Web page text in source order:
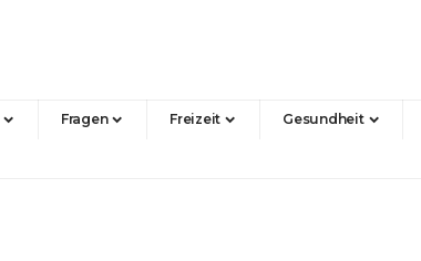
Fragen Freizeit Gesundheit